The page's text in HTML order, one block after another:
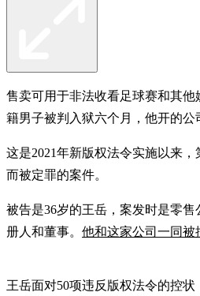
售卖可用于非法收看足球赛和其
籍男子被判入狱六个月，他开的公
这是2021年新版权法令实施以来
而被定罪的案件。
被告是36岁的王岳，案发时是零售
册人和董事。 他和这家公司一同被
王岳面对50项违反版权法令的控